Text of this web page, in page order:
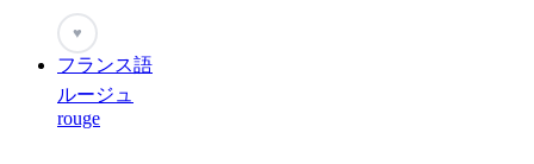
♥
フランス語
ルージュ
rouge